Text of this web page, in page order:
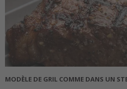
MODÈLE DE GRIL COMME DANS UN